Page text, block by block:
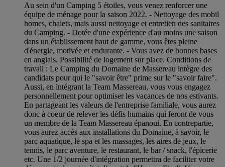
Au sein d'un Camping 5 étoiles, vous venez renforcer une
équipe de ménage pour la saison 2022. - Nettoyage des mobil
homes, chalets, mais aussi nettoyage et entretien des sanitaires
du Camping. - Dotée d'une expérience d'au moins une saison
dans un établissement haut de gamme, vous êtes pleine
d'énergie, motivée et endurante. - Vous avez de bonnes bases
en anglais. Possibilité de logement sur place. Conditions de
travail : Le Camping du Domaine de Massereau intègre des
candidats pour qui le "savoir être" prime sur le "savoir faire".
Aussi, en intégrant la Team Massereau, vous vous engagez
personnellement pour optimiser les vacances de nos estivants.
En partageant les valeurs de l'entreprise familiale, vous aurez
donc à coeur de relever les défis humains qui feront de vous
un membre de la Team Massereau épanoui. En contrepartie,
vous aurez accès aux installations du Domaine, à savoir, le
parc aquatique, le spa et les massages, les aires de jeux, le
tennis, le parc aventure, le restaurant, le bar / snack, l'épicerie
etc. Une 1/2 journée d'intégration permettra de faciliter votre